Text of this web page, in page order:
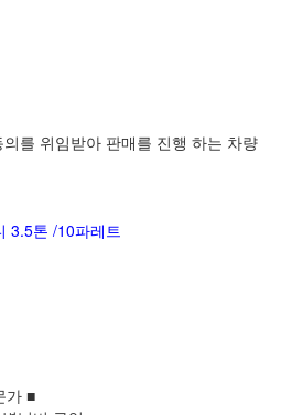
를 위임받아 판매를 진행 하는 차량
3.5톤 /10파레트
가 ■